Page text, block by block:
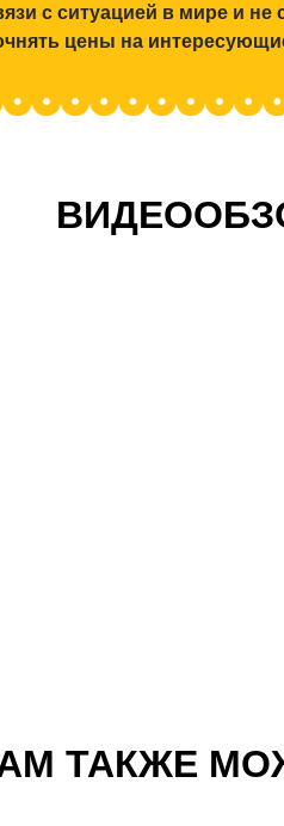
с ситуацией в мире и
цены на
ТАКЖЕ